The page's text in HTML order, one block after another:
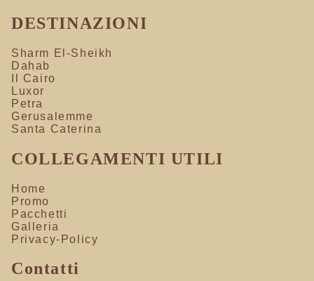
DESTINAZIONI
Sharm El-Sheikh
Dahab
Il Cairo
Luxor
Petra
Gerusalemme
Santa Caterina
COLLEGAMENTI UTILI
Home
Promo
Pacchetti
Galleria
Privacy-Policy
Contatti